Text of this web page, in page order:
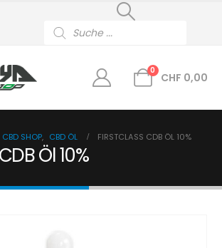
search
0
CHF 0,00
CBD SHOP, CBD ÖL FIRSTCLASS CDB ÖL 10%
Öl 10%